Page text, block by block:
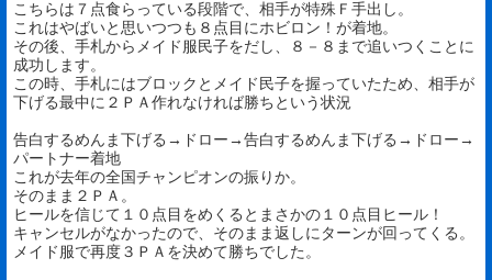
こちらは７点食らっている段階で、相手が特殊Ｆ手出し。
これはやばいと思いつつも８点目にホビロン！が着地。
その後、手札からメイド服民子をだし、８－８まで追いつくことに
成功します。
この時、手札にはブロックとメイド民子を握っていたため、相手が
下げる最中に２ＰＡ作れなければ勝ちという状況
告白するめんま下げる→ドロー→告白するめんま下げる→ドロー→
パートナー着地
これが去年の全国チャンピオンの振りか。
そのまま２ＰＡ。
ヒールを信じて１０点目をめくるとまさかの１０点目ヒール！
キャンセルがなかったので、そのまま返しにターンが回ってくる。
メイド服で再度３ＰＡを決めて勝ちでした。